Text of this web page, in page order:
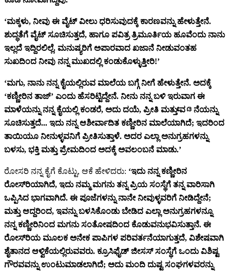
‘ಮಕ್ಕಳು, ನೀವು ಈ ವೈಟ್ ವೀಲು ಧರಿಸುವುದಕ್ಕೆ ಕಾರಣವನ್ನು ಹೇಳುತ್ತೇನೆ.
ಶುದ್ಧತೆಗೆ ವೈಟ್ ಸೂಚಿಸುತ್ತದೆ, ಹಾಗೂ ಪವಿತ್ರ ತ್ರಿಮೂರ್ತಿಯ ಹೂವೆಂದು ನಾನು
ಇಲ್ಲದೆ ಇದ್ದಿರಲಿಲ್ಲೆ. ಮನುಷ್ಯರಿಗೆ ಅಪಾರವಾದ ಖಜಾನೆ ನೀಡುವಂತಹ
ಸುಖದಿಂದ ನೀವು ನನ್ನ ಮುಖದಲ್ಲಿ ಕಂಡುಕೊಳ್ಳುತ್ತೀರಿ!’
‘ಮಗು, ನಾನು ನನ್ನ ಕೈಯಲ್ಲಿರುವ ಮಾಲೆಯ ಬಗ್ಗೆ ನೀಗೆ ಹೇಳುತ್ತೇನೆ. ಅದಕ್ಕೆ
‘ಕಣ್ಣೀರಿನ ತಾಜ್’ ಎಂದು ಹೆಸರಿಟ್ಟಿದ್ದೇನೆ. ನೀನು ನನ್ನ ಬಳಿ ಇರುವಾಗ ಈ
ಮಾಳೆಯನ್ನು ನನ್ನ ಕೈಯಲ್ಲಿ ಕಂಡರೆ, ಅದು ದಯೆ, ಪ್ರೀತಿ ಮತ್ತು ವേദನೆಯನ್ನು
ಸೂಚಿಸುತ್ತದೆ... ಇದು ನನ್ನ ಆಶೀರ್ವಾದಿತ ಕಣ್ಣೀರಿನ ಮಾಲೆಯಾಗಿದೆ; ಇದರಿಂದ
ತಾಯಿಯೂ ನೀನುಳ್ಳವನಿಗೆ ಪ್ರೀತಿಸುತ್ತಾಳೆ. ಅದರ ಎಲ್ಲಾ ಅನುಗ್ರಹಗಳನ್ನು
ಬಳಸು, ಭಕ್ತಿ ಮತ್ತು ಪ್ರೇಮದಿಂದ ಅದಕ್ಕೆ ಅವಲಂಬನೆ ಮಾಡು.’
ರೋಸರಿ ನನ್ನ ಕೈಗೆ ಕೊಟ್ಟು, ಆಕೆ ಹೇಳಿದರು: ‘ಇದು ನನ್ನ ಕಣ್ಣೀರಿನ
ರೋಸ್‌ರಿಯಾಗಿದೆ, ಇದು ನಮ್ಮ ಮಗನು ತನ್ನ ಪ್ರಿಯ ಸಂಸ್ಥೆಗೆ ತನ್ನ ವಾರಿಸಾಗಿ
ಒಪ್ಪಿಸಿದ ಭಾಗವಾಗಿದೆ. ಈ ಪೂಜೆಗಳನ್ನು ನಾನೇ ನೀವುಳ್ಳವರಿಗೆ ನೀಡಿದ್ದೇನೆ;
ಮತ್ತು ಆದ್ದರಿಂದ, ಇವನ್ನು ಬಳಸಿಕೊಂಡು ಬೇಡಿದ ಎಲ್ಲಾ ಅನುಗ್ರಹಗಳನ್ನೂ
ನನ್ನ ಕಣ್ಣೀರಿನಿಂದ ಮಗನು ಸಂತೋಷದಿಂದ ಕೊಡುವನುಭವಿಸುತ್ತಾನೆ. ಈ
ರೋಸ್‌ರಿಯ ಮೂಲಕ ಅನೇಕ ಪಾಪಿಗಳ ಪರಿವರ್ತನೆಯಾಗುತ್ತದೆ, ವಿಶೇಷವಾಗಿ
ಶೈತಾನದ ಆಳ್ವಿಕೆಯಲ್ಲಿರುವವರು. ಕ್ರೂಸಿಫೈಡ್ ಜೀಸಸ್ ಸಂಸ್ಥೆಗೆ ಒಂದು ವಿಶಿಷ್ಟ
ಗೌರವವನ್ನು ಉಂಟುಮಾಡಲಾಗಿದೆ; ಅದು ಮಂದಿ ದುಷ್ಟ ಸಂಘಗಳವರನ್ನು